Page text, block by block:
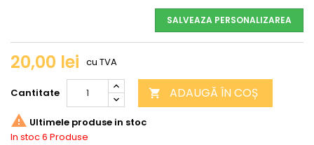
SALVEAZA PERSONALIZAREA
20,00 lei cu TVA
Cantitate  ADAUGĂ ÎN COȘ
 Ultimele produse in stoc
In stoc6 Produse